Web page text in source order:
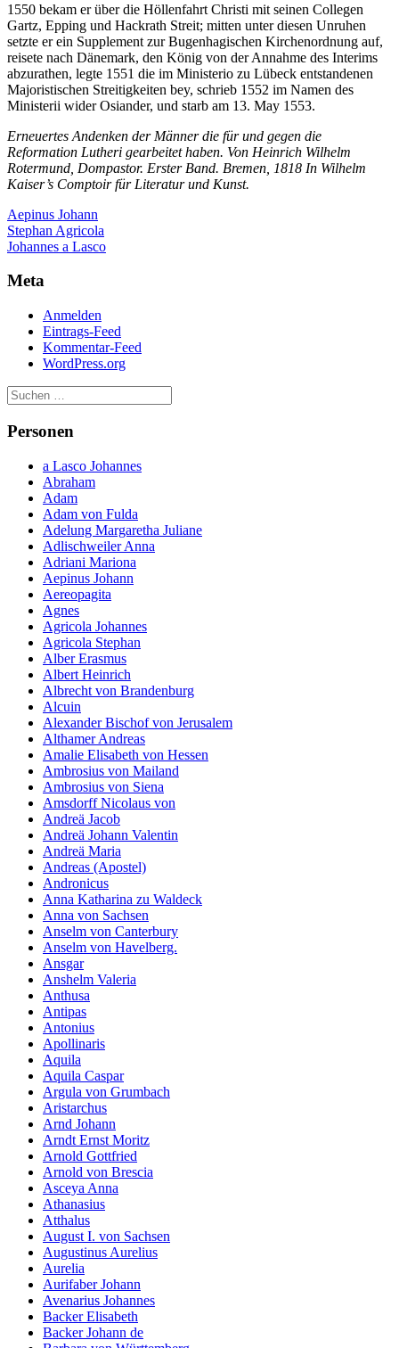
1550 bekam er über die Höllenfahrt Christi mit seinen Collegen
Gartz, Epping und Hackrath Streit; mitten unter diesen Unruhen
setzte er ein Supplement zur Bugenhagischen Kirchenordnung auf,
reisete nach Dänemark, den König von der Annahme des Interims
abzurathen, legte 1551 die im Ministerio zu Lübeck entstandenen
Majoristischen Streitigkeiten bey, schrieb 1552 im Namen des
Ministerii wider Osiander, und starb am 13. May 1553.
Erneuertes Andenken der Männer die für und gegen die
Reformation Lutheri gearbeitet haben. Von Heinrich Wilhelm
Rotermund, Dompastor. Erster Band. Bremen, 1818 In Wilhelm
Kaiser’s Comptoir für Literatur und Kunst.
Aepinus Johann
Beitragsnavigation
Stephan Agricola
Johannes a Lasco
Meta
Anmelden
Eintrags-Feed
Kommentar-Feed
WordPress.org
Personen
a Lasco Johannes
Abraham
Adam
Adam von Fulda
Adelung Margaretha Juliane
Adlischweiler Anna
Adriani Mariona
Aepinus Johann
Aereopagita
Agnes
Agricola Johannes
Agricola Stephan
Alber Erasmus
Albert Heinrich
Albrecht von Brandenburg
Alcuin
Alexander Bischof von Jerusalem
Althamer Andreas
Amalie Elisabeth von Hessen
Ambrosius von Mailand
Ambrosius von Siena
Amsdorff Nicolaus von
Andreä Jacob
Andreä Johann Valentin
Andreä Maria
Andreas (Apostel)
Andronicus
Anna Katharina zu Waldeck
Anna von Sachsen
Anselm von Canterbury
Anselm von Havelberg.
Ansgar
Anshelm Valeria
Anthusa
Antipas
Antonius
Apollinaris
Aquila
Aquila Caspar
Argula von Grumbach
Aristarchus
Arnd Johann
Arndt Ernst Moritz
Arnold Gottfried
Arnold von Brescia
Asceya Anna
Athanasius
Atthalus
August I. von Sachsen
Augustinus Aurelius
Aurelia
Aurifaber Johann
Avenarius Johannes
Backer Elisabeth
Backer Johann de